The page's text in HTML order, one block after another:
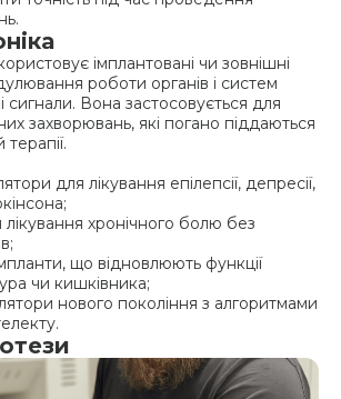
імплантовані чи зовнішні
роботи органів і систем
сигнали. Вона застосовується для
захворювань, які погано піддаються
для лікування епілепсії, депресії,
лікування хронічного болю без
що відновлюють функції
чи кишківника;
нового покоління з алгоритмами